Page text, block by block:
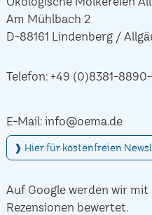
Am Mühlbach 2
D-88161 Lindenberg /
Telefon: +49 (0)8381-
E-Mail: info@oema.de
❱ Hier für kostenfreien
Auf Google werden wir mit
Rezensionen bewertet.